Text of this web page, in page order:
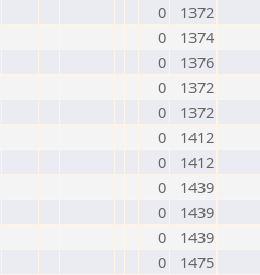
0
1372
0
1374
0
1376
0
1372
0
1372
0
1412
0
1412
0
1439
0
1439
0
1439
0
1475